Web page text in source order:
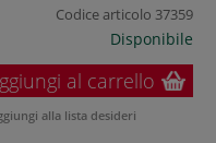
Codice articolo 37359
Disponibile
al carrello
alla lista desideri